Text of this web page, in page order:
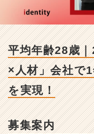
2
8
歳
2
0
代
が
平均年齢28歳
×人材」会社で
を実現！
募集案内